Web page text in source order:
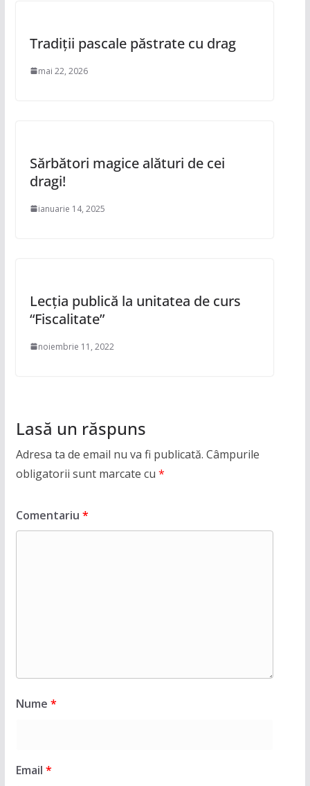
Tradiții pascale păstrate cu drag
mai 22, 2026
Sărbători magice alături de cei
dragi!
ianuarie 14, 2025
Lecția publică la unitatea de curs
“Fiscalitate”
noiembrie 11, 2022
Lasă un răspuns
Adresa ta de email nu va fi publicată. Câmpurile
obligatorii sunt marcate cu *
Comentariu *
Nume *
Email *